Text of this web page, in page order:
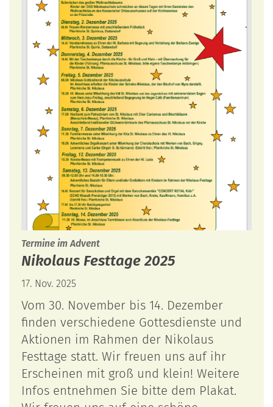
Termine im Advent:
Nikolaus Festtage 2025
17. Nov. 2025
Vom 30. November bis 14. Dezember
finden verschiedene Gottesdienste und
Aktionen im Rahmen der Nikolaus
Festtage statt. Wir freuen uns auf ihr
Erscheinen mit groß und klein! Weitere
Infos entnehmen Sie bitte dem Plakat.